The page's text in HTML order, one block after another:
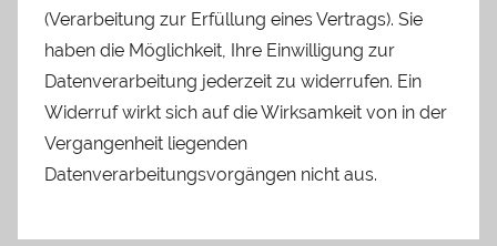
(Verarbeitung zur Erfüllung eines Vertrags). Sie
haben die Möglichkeit, Ihre Einwilligung zur
Datenverarbeitung jederzeit zu widerrufen. Ein
Widerruf wirkt sich auf die Wirksamkeit von in der
Vergangenheit liegenden
Datenverarbeitungsvorgängen nicht aus.